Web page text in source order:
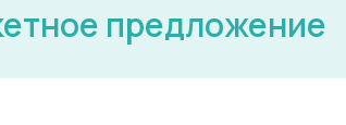
предложение